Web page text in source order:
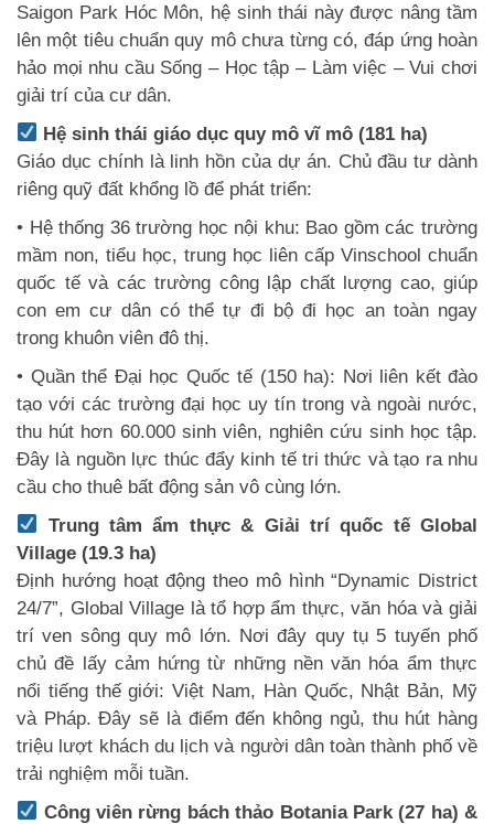
Saigon Park Hóc Môn, hệ sinh thái này được nâng tầm
lên một tiêu chuẩn quy mô chưa từng có, đáp ứng hoàn
hảo mọi nhu cầu Sống – Học tập – Làm việc – Vui chơi
giải trí của cư dân.
Hệ sinh thái giáo dục quy mô vĩ mô (181 ha)
Giáo dục chính là linh hồn của dự án. Chủ đầu tư dành
riêng quỹ đất khổng lồ để phát triển:
• Hệ thống 36 trường học nội khu: Bao gồm các trường
mầm non, tiểu học, trung học liên cấp Vinschool chuẩn
quốc tế và các trường công lập chất lượng cao, giúp
con em cư dân có thể tự đi bộ đi học an toàn ngay
trong khuôn viên đô thị.
• Quần thể Đại học Quốc tế (150 ha): Nơi liên kết đào
tạo với các trường đại học uy tín trong và ngoài nước,
thu hút hơn 60.000 sinh viên, nghiên cứu sinh học tập.
Đây là nguồn lực thúc đẩy kinh tế tri thức và tạo ra nhu
cầu cho thuê bất động sản vô cùng lớn.
Trung tâm ẩm thực & Giải trí quốc tế Global
Village (19.3 ha)
Định hướng hoạt động theo mô hình “Dynamic District
24/7”, Global Village là tổ hợp ẩm thực, văn hóa và giải
trí ven sông quy mô lớn. Nơi đây quy tụ 5 tuyến phố
chủ đề lấy cảm hứng từ những nền văn hóa ẩm thực
nổi tiếng thế giới: Việt Nam, Hàn Quốc, Nhật Bản, Mỹ
và Pháp. Đây sẽ là điểm đến không ngủ, thu hút hàng
triệu lượt khách du lịch và người dân toàn thành phố về
trải nghiệm mỗi tuần.
Công viên rừng bách thảo Botania Park (27 ha) &